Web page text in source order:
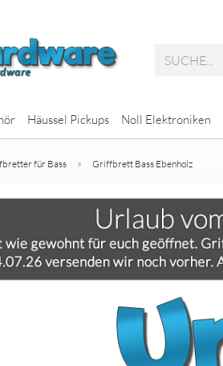
Häussel Pickups
J-Bass Pickups
P-Bass Pickups
BassBars
MM-Style Pickups
Noll Elektroniken
für Bass » Griffbrett Bass Ebenholz